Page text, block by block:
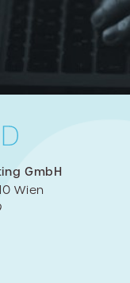
GmbH
Wien